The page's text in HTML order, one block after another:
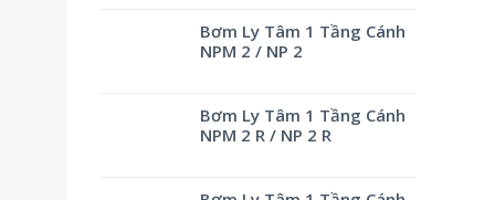
Bơm Ly Tâm 1 Tầng Cánh
NPM 2 / NP 2
Bơm Ly Tâm 1 Tầng Cánh
NPM 2 R / NP 2 R